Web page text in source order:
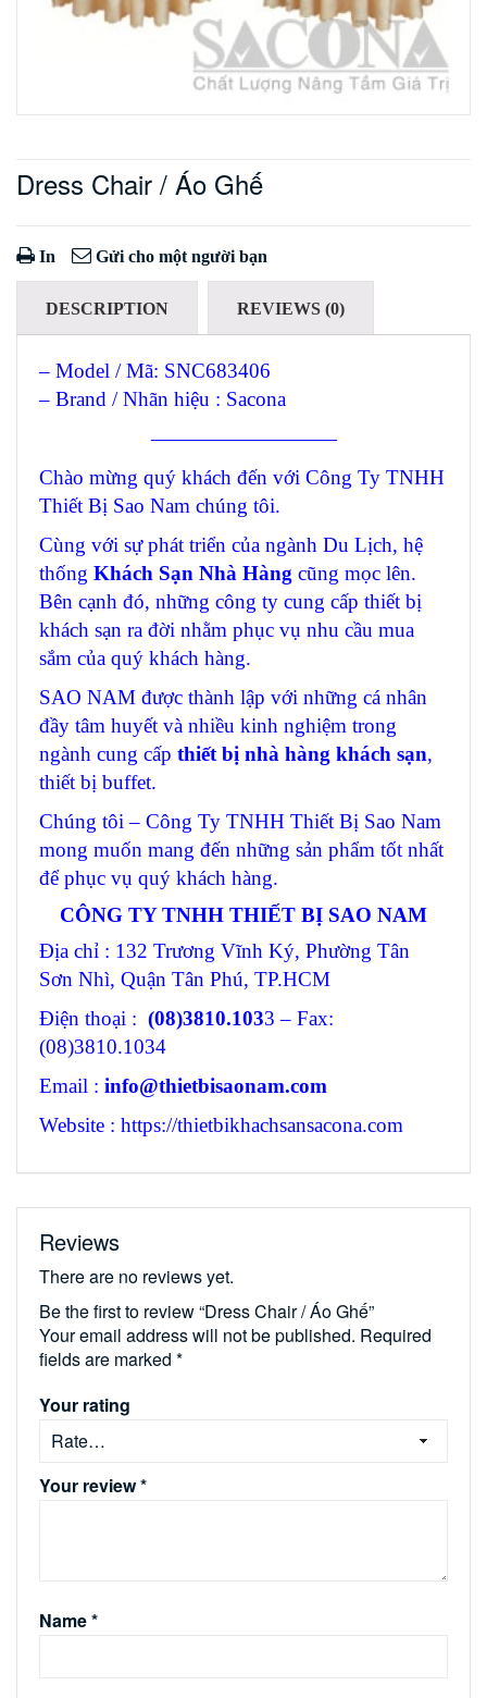
Dress Chair / Áo Ghế
In Gửi cho một người bạn
DESCRIPTION REVIEWS (0)
– Model / Mã: SNC683406
– Brand / Nhãn hiệu : Sacona
—————————
Chào mừng quý khách đến với Công Ty TNHH
Thiết Bị Sao Nam chúng tôi.
Cùng với sự phát triển của ngành Du Lịch, hệ
thống Khách Sạn Nhà Hàng cũng mọc lên.
Bên cạnh đó, những công ty cung cấp thiết bị
khách sạn ra đời nhằm phục vụ nhu cầu mua
sắm của quý khách hàng.
SAO NAM được thành lập với những cá nhân
đầy tâm huyết và nhiều kinh nghiệm trong
ngành cung cấp thiết bị nhà hàng khách sạn,
thiết bị buffet.
Chúng tôi – Công Ty TNHH Thiết Bị Sao Nam
mong muốn mang đến những sản phẩm tốt nhất
để phục vụ quý khách hàng.
CÔNG TY TNHH THIẾT BỊ SAO NAM
Địa chỉ : 132 Trương Vĩnh Ký, Phường Tân
Sơn Nhì, Quận Tân Phú, TP.HCM
Điện thoại : (08)3810.1033 – Fax:
(08)3810.1034
Email : info@thietbisaonam.com
Website : https://thietbikhachsansacona.com
Reviews
There are no reviews yet.
Be the first to review “Dress Chair / Áo Ghế”
Your email address will not be published. Required
fields are marked *
Your rating
Your review*
Name*